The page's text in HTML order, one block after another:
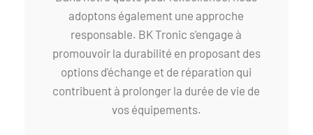
adoptons également une approche
responsable. BK Tronic s'engage à
promouvoir la durabilité en proposant des
options d'échange et de réparation qui
contribuent à prolonger la durée de vie de
vos équipements.